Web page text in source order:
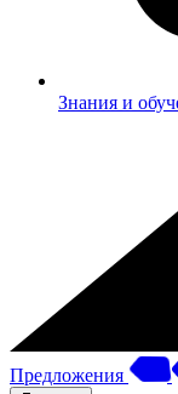
Знания и
Предложения